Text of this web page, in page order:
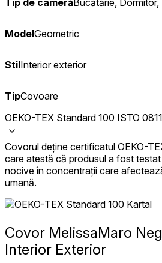
ModelGeometric
StilInterior exterior
TipCovoare
OEKO-TEX Standard 100 ISTO
Covorul deține certificatul OEKO-
care atestă că produsul a fost
nocive în concentrații care
umană.
Covor MelissaMaro
Interior Exterior